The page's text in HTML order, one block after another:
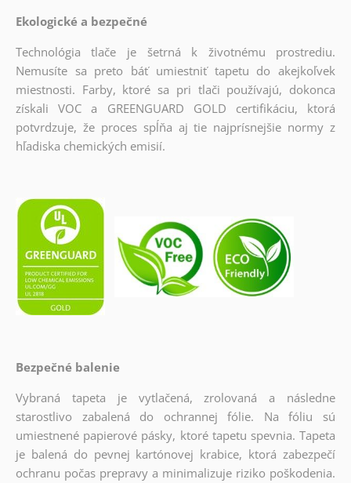
Ekologické a bezpečné
Technológia tlače je šetrná k životnému prostrediu.
Nemusíte sa preto báť umiestniť tapetu do akejkoľvek
miestnosti. Farby, ktoré sa pri tlači používajú, dokonca
získali VOC a GREENGUARD GOLD certifikáciu, ktorá
potvrdzuje, že proces spĺňa aj tie najprísnejšie normy z
hľadiska chemických emisií.
Bezpečné balenie
Vybraná tapeta je vytlačená, zrolovaná a následne
starostlivo zabalená do ochrannej fólie. Na fóliu sú
umiestnené papierové pásky, ktoré tapetu spevnia. Tapeta
je balená do pevnej kartónovej krabice, ktorá zabezpečí
ochranu počas prepravy a minimalizuje riziko poškodenia.